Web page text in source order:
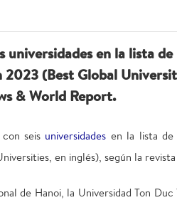
universidades en la lista
(Best Global
& World Report.
seis universidades en la lista de
en inglés), según la
de Hanoi, la Universidad Ton